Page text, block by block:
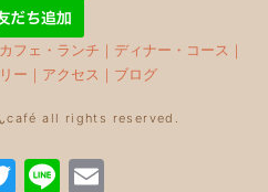
カフェ・ランチ ｜ ディナー・コース ｜
ー ｜ アクセス ｜ ブログ
café all rights reserved.
T Li